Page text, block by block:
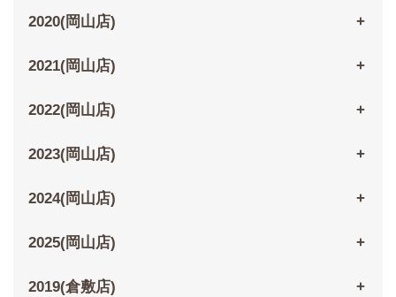
2020(岡山店)
2021(岡山店)
2022(岡山店)
2023(岡山店)
2024(岡山店)
2025(岡山店)
2019(倉敷店)